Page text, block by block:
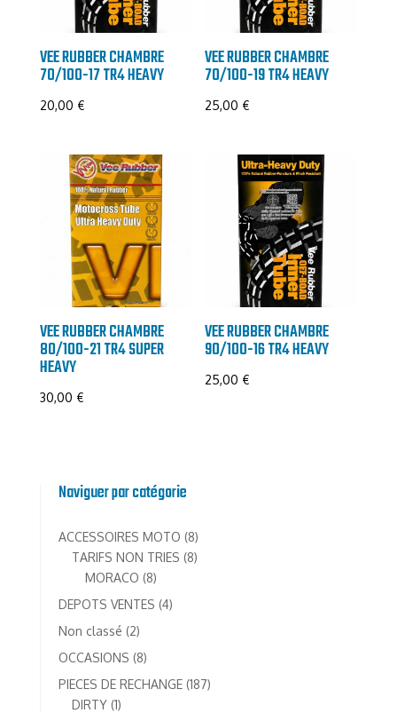
VEE RUBBER CHAMBRE
70/100-17 TR4 HEAVY
20,00 €
VEE RUBBER CHAMBRE
70/100-19 TR4 HEAVY
25,00 €
VEE RUBBER CHAMBRE
80/100-21 TR4 SUPER
HEAVY
30,00 €
VEE RUBBER CHAMBRE
90/100-16 TR4 HEAVY
25,00 €
Naviguer par catégorie
ACCESSOIRES MOTO 88
produits
TARIFS NON TRIES 88
MORACO 88
produits
DEPOTS VENTES 44
Non classé 22
produits
OCCASIONS 88
produits
PIECES DE RECHANGE 187187
DIRTY 11